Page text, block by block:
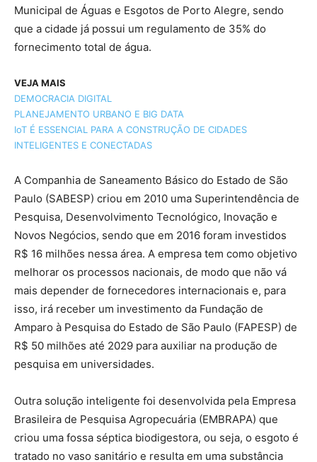
Municipal de Águas e Esgotos de Porto Alegre, sendo
que a cidade já possui um regulamento de 35% do
fornecimento total de água.
VEJA MAIS
DEMOCRACIA DIGITAL
PLANEJAMENTO URBANO E BIG DATA
IoT É ESSENCIAL PARA A CONSTRUÇÃO DE CIDADES
INTELIGENTES E CONECTADAS
A Companhia de Saneamento Básico do Estado de São
Paulo (SABESP) criou em 2010 uma Superintendência de
Pesquisa, Desenvolvimento Tecnológico, Inovação e
Novos Negócios, sendo que em 2016 foram investidos
R$ 16 milhões nessa área. A empresa tem como objetivo
melhorar os processos nacionais, de modo que não vá
mais depender de fornecedores internacionais e, para
isso, irá receber um investimento da Fundação de
Amparo à Pesquisa do Estado de São Paulo (FAPESP) de
R$ 50 milhões até 2029 para auxiliar na produção de
pesquisa em universidades.
Outra solução inteligente foi desenvolvida pela Empresa
Brasileira de Pesquisa Agropecuária (EMBRAPA) que
criou uma fossa séptica biodigestora, ou seja, o esgoto é
tratado no vaso sanitário e resulta em uma substância